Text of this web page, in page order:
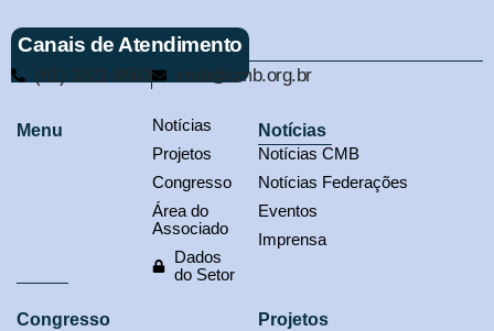
Canais de Atendimento
(61) 3321-9563 cmb@cmb.org.br
Menu
Notícias
Projetos
Congresso
Área do
Associado
Dados
do Setor
Notícias
Notícias CMB
Notícias Federações
Eventos
Imprensa
Congresso
Projetos